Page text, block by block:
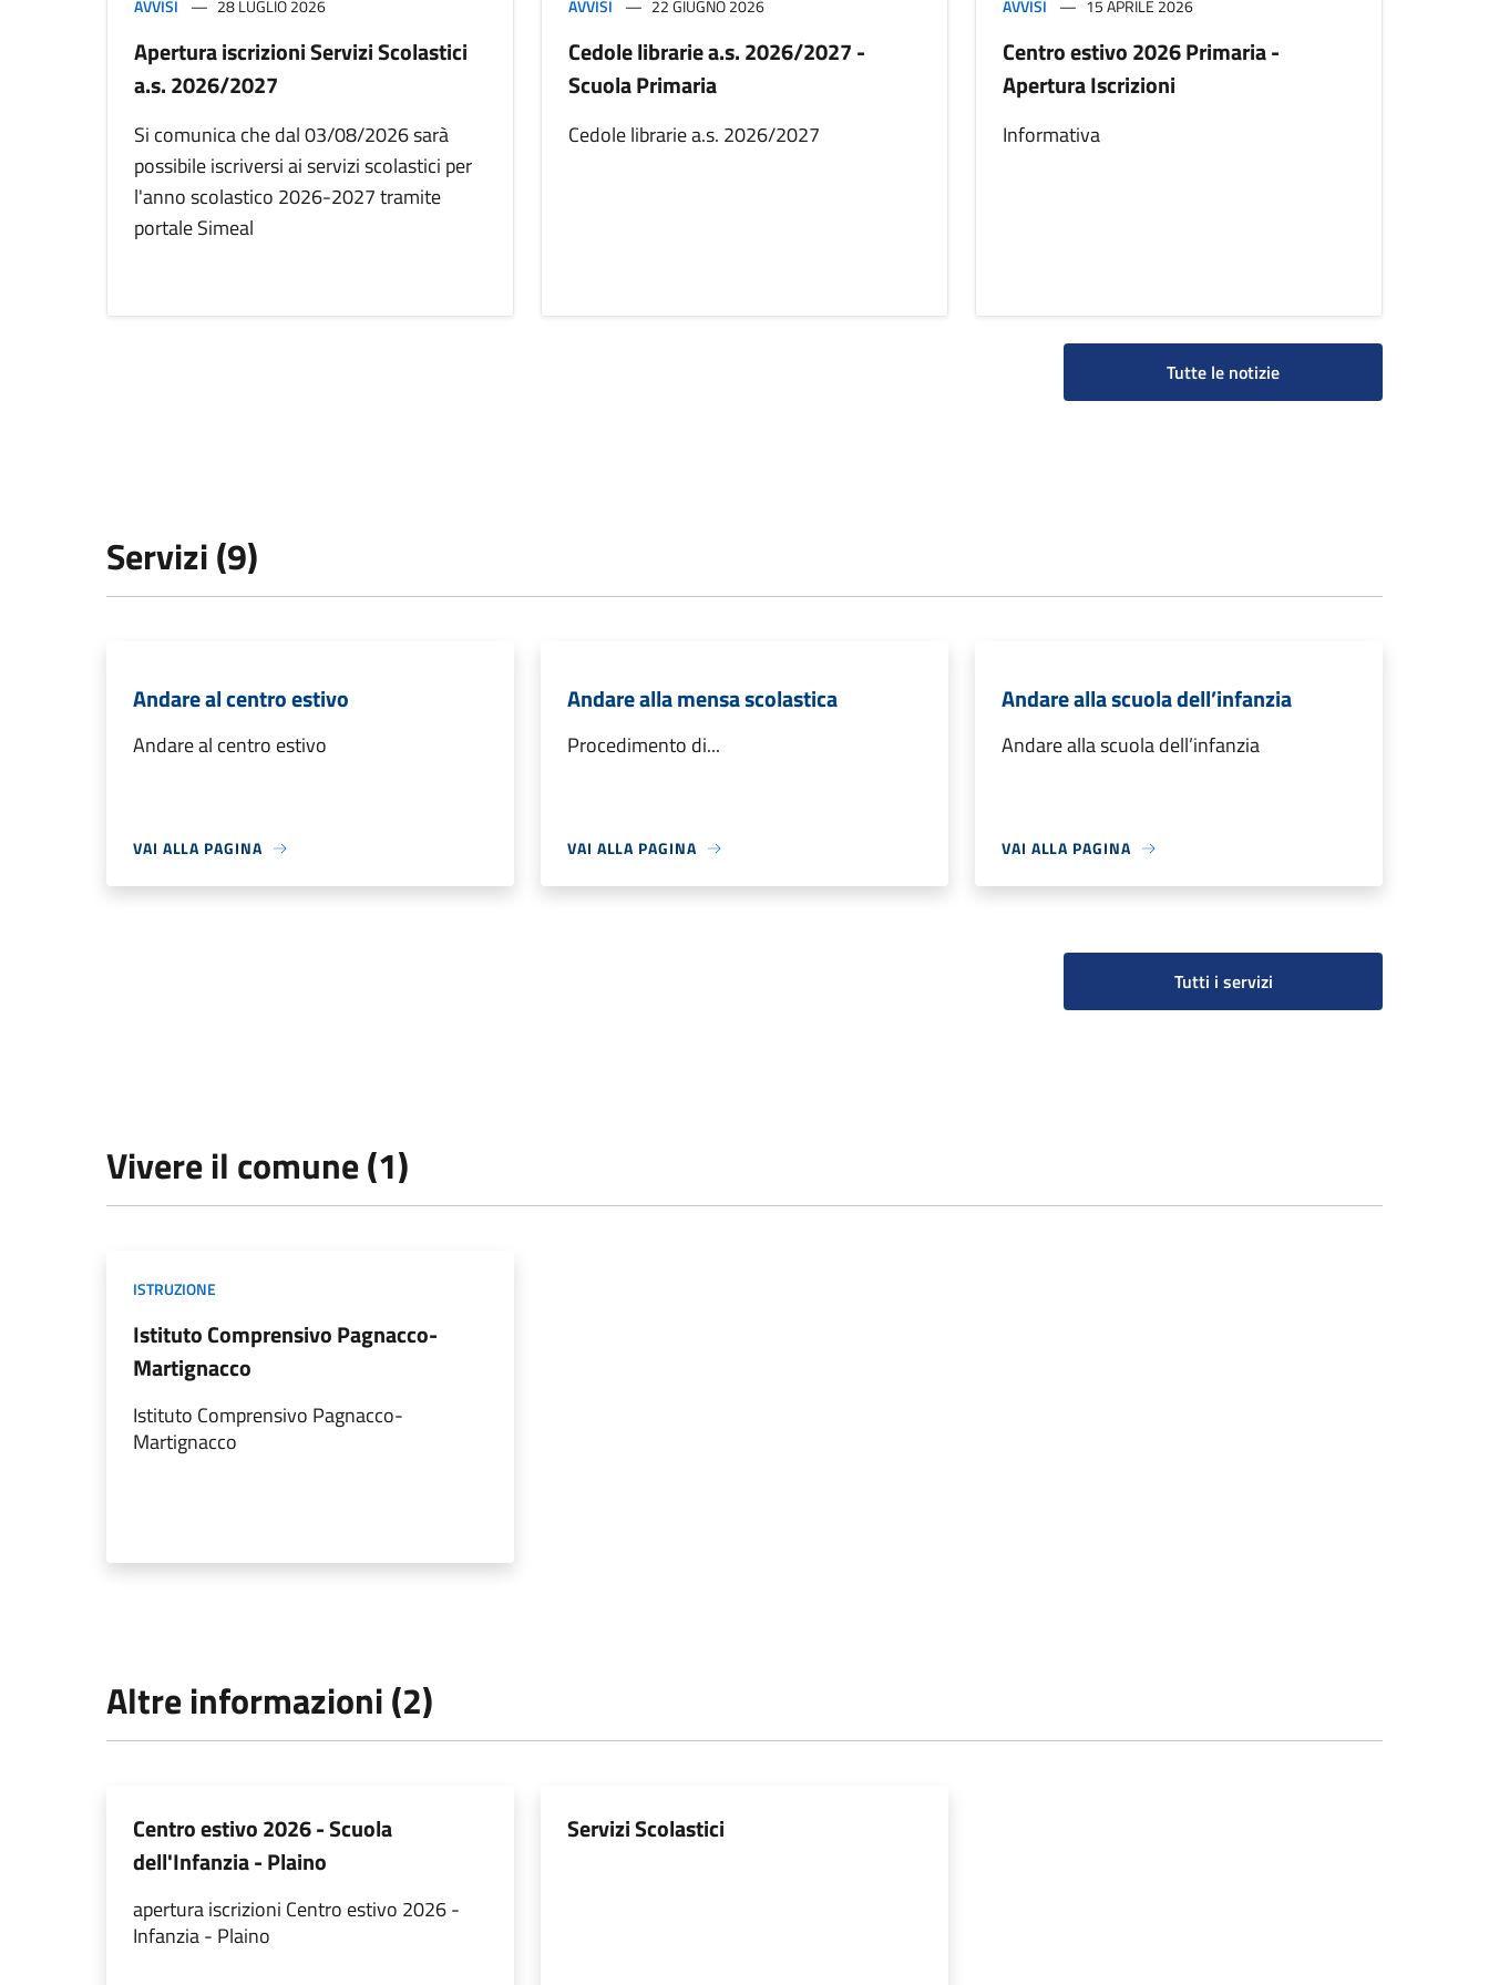
AVVISI 28 LUGLIO 2026
Apertura iscrizioni Servizi Scolastici
a.s. 2026/2027
Si comunica che dal 03/08/2026 sarà
possibile iscriversi ai servizi scolastici per
l'anno scolastico 2026-2027 tramite
portale Simeal
AVVISI 22 GIUGNO 2026
Cedole librarie a.s. 2026/2027 -
Scuola Primaria
Cedole librarie a.s. 2026/2027
AVVISI 15 APRILE 2026
Centro estivo 2026 Primaria -
Apertura Iscrizioni
Informativa
Tutte le notizie
Servizi (9)
Andare al centro estivo
Andare al centro estivo
VAI ALLA PAGINA
Andare alla mensa scolastica
Procedimento di...
VAI ALLA PAGINA
Andare alla scuola dell’infanzia
Andare alla scuola dell’infanzia
VAI ALLA PAGINA
Tutti i servizi
Vivere il comune (1)
ISTRUZIONE
Istituto Comprensivo Pagnacco-
Martignacco
Istituto Comprensivo Pagnacco-
Martignacco
Altre informazioni (2)
Centro estivo 2026 - Scuola
dell'Infanzia - Plaino
apertura iscrizioni Centro estivo 2026 -
Infanzia - Plaino
Servizi Scolastici